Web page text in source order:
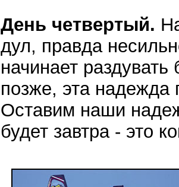
День четвертый.
дул, правда
начинает
позже, эта надежда
Оставим наши
будет завтра - это